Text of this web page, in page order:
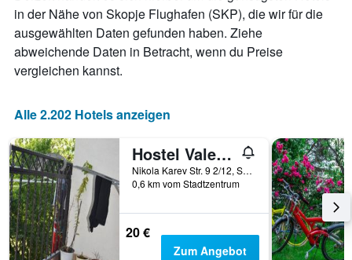
in der Nähe von Skopje Flughafen (SKP), die wir für die
ausgewählten Daten gefunden haben. Ziehe
abweichende Daten in Betracht, wenn du Preise
vergleichen kannst.
Alle 2.202 Hotels anzeigen
Hostel Valentin 2
Nikola Karev Str. 9 2/12, Skopje, Nordmazedonien
0,6 km vom Stadtzentrum
20 €
Zum Angebot